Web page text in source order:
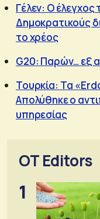
Γέλεν: Ο
Δημοκρατικούς
το χρέος
G20: Παρών… εξ
Τουρκία: Tα
Απολύθηκε ο
υπηρεσίας
OT Editors
1